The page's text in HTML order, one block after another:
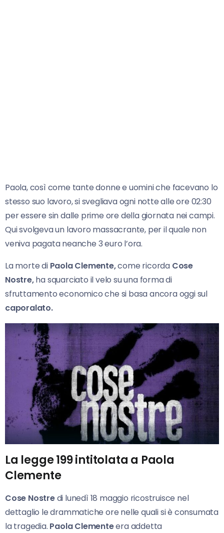
Paola, così come tante donne e uomini che facevano lo
stesso suo lavoro, si svegliava ogni notte alle ore 02:30
per essere sin dalle prime ore della giornata nei campi.
Qui svolgeva un lavoro massacrante, per il quale non
veniva pagata neanche 3 euro l’ora.
La morte di Paola Clemente,come ricorda Cose
Nostre,ha squarciato il velo su una forma di
sfruttamento economico che si basa ancora oggi sul
caporalato.
La legge 199 intitolata a Paola
Clemente
Cose Nostredi lunedì 18 maggio ricostruisce nel
dettaglio le drammatiche ore nelle quali si è consumata
la tragedia. Paola Clementeera addetta